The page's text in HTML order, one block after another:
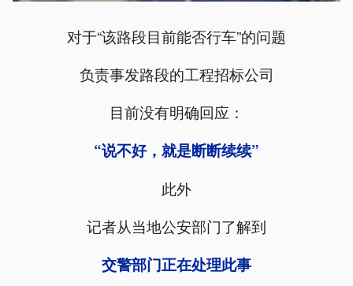
对于“该路段目前能否行车”的问题
负责事发路段的工程招标公司
目前没有明确回应：
“说不好，就是断断续续”
此外
记者从当地公安部门了解到
交警部门正在处理此事